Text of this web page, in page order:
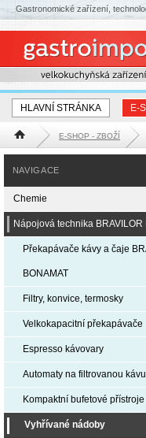
HLAVNÍ STRÁNKA E-
Hlavní stránka E-SHOP - ZBOŽÍ
NAVIGACE
Chemie
Nápojová technika BRAVILOR
Překapávače kávy a čaje
BONAMAT
Filtry, konvice, termosky
Velkokapacitní překapávače
Espresso kávovary
Automaty na filtrovanou kávu
Kompaktní bufetové přístroje
Vyhřívané nádoby
Gastronomické zařízení,